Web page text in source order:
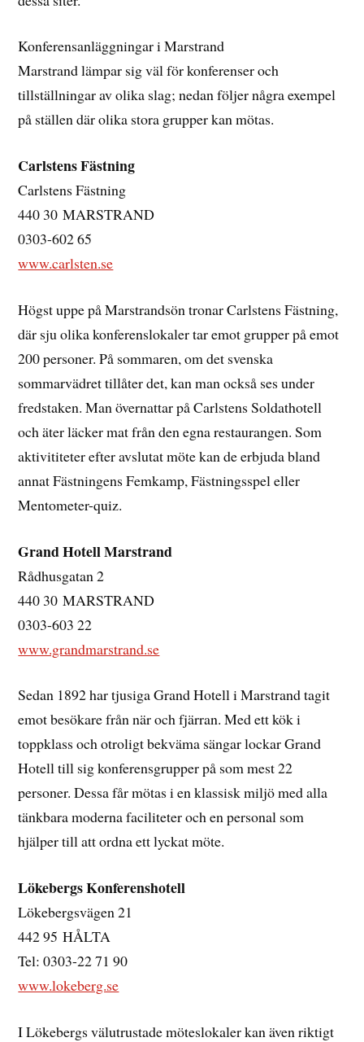
Konferensanläggningar i Marstrand
Marstrand lämpar sig väl för konferenser och
tillställningar av olika slag; nedan följer några exempel
på ställen där olika stora grupper kan mötas.
Carlstens Fästning
Carlstens Fästning
440 30 MARSTRAND
0303-602 65
www.carlsten.se
Högst uppe på Marstrandsön tronar Carlstens Fästning,
där sju olika konferenslokaler tar emot grupper på emot
200 personer. På sommaren, om det svenska
sommarvädret tillåter det, kan man också ses under
fredstaken. Man övernattar på Carlstens Soldathotell
och äter läcker mat från den egna restaurangen. Som
aktivititeter efter avslutat möte kan de erbjuda bland
annat Fästningens Femkamp, Fästningsspel eller
Mentometer-quiz.
Grand Hotell Marstrand
Rådhusgatan 2
440 30 MARSTRAND
0303-603 22
www.grandmarstrand.se
Sedan 1892 har tjusiga Grand Hotell i Marstrand tagit
emot besökare från när och fjärran. Med ett kök i
toppklass och otroligt bekväma sängar lockar Grand
Hotell till sig konferensgrupper på som mest 22
personer. Dessa får mötas i en klassisk miljö med alla
tänkbara moderna faciliteter och en personal som
hjälper till att ordna ett lyckat möte.
Lökebergs Konferenshotell
Lökebergsvägen 21
442 95 HÅLTA
Tel: 0303-22 71 90
www.lokeberg.se
I Lökebergs välutrustade möteslokaler kan även riktigt